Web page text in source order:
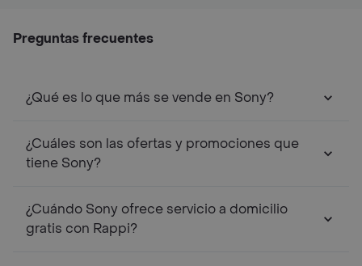
Preguntas frecuentes
¿Qué es lo que más se vende en Sony?
¿Cuáles son las ofertas y promociones que
tiene Sony?
¿Cuándo Sony ofrece servicio a domicilio
gratis con Rappi?